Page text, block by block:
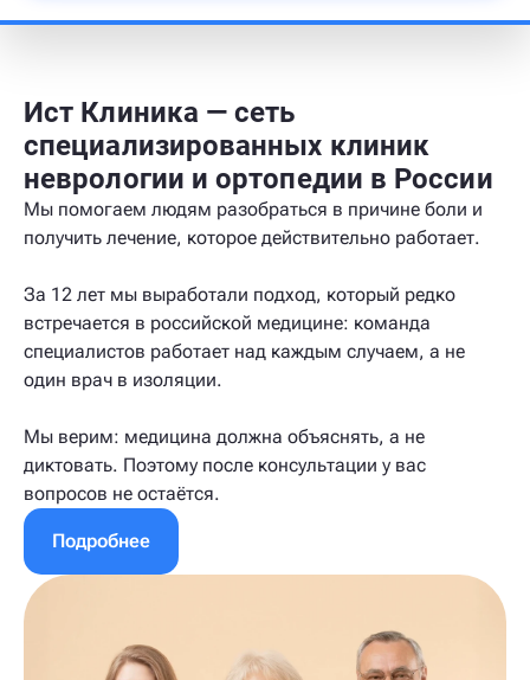
Ист Клиника — сеть
специализированных клиник
неврологии и ортопедии в России
Мы помогаем людям разобраться в причине боли и
получить лечение, которое действительно работает.
За 12 лет мы выработали подход, который редко
встречается в российской медицине: команда
специалистов работает над каждым случаем, а не
один врач в изоляции.
Мы верим: медицина должна объяснять, а не
диктовать. Поэтому после консультации у вас
вопросов не остаётся.
Подробнее